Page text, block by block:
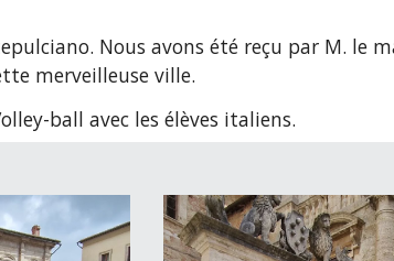
Nous avons été reçu par M. le
merveilleuse ville.
-ball avec les élèves italiens.